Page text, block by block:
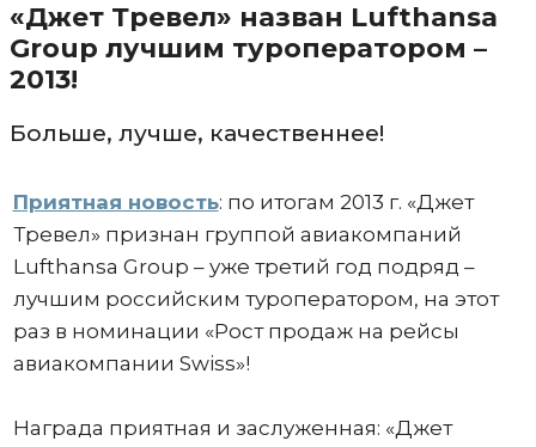
«Джет Тревел» назван Lufthansa
Group лучшим туроператором –
2013!
Больше, лучше, качественнее!
Приятная новость: по итогам 2013 г. «Джет
Тревел» признан группой авиакомпаний
Lufthansa Group – уже третий год подряд –
лучшим российским туроператором, на этот
раз в номинации «Рост продаж на рейсы
авиакомпании Swiss»!
Награда приятная и заслуженная: «Джет